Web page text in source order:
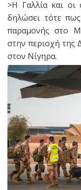
>Η Γαλλία και οι
δηλώσει τότε
παραμονής στο
στην περιοχή της
στον Νίγηρα.